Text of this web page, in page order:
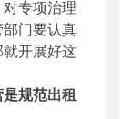
专项治理
门要认真
开展好这
规范出租